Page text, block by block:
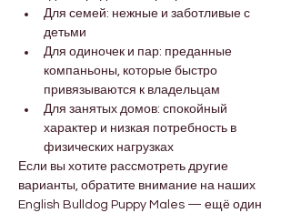
Для семей: нежные и заботливые с
детьми
Для одиночек и пар: преданные
компаньоны, которые быстро
привязываются к владельцам
Для занятых домов: спокойный
характер и низкая потребность в
физических нагрузках
Если вы хотите рассмотреть другие
варианты, обратите внимание на наших
English Bulldog Puppy Males — ещё один